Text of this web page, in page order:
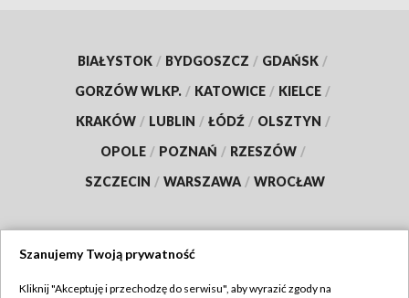
BIAŁYSTOK / BYDGOSZCZ / GDAŃSK /
GORZÓW WLKP. / KATOWICE / KIELCE /
KRAKÓW / LUBLIN / ŁÓDŹ / OLSZTYN /
OPOLE / POZNAŃ / RZESZÓW /
SZCZECIN / WARSZAWA / WROCŁAW
Szanujemy Twoją prywatność
Kliknij "Akceptuję i przechodzę do serwisu", aby wyrazić zgody na